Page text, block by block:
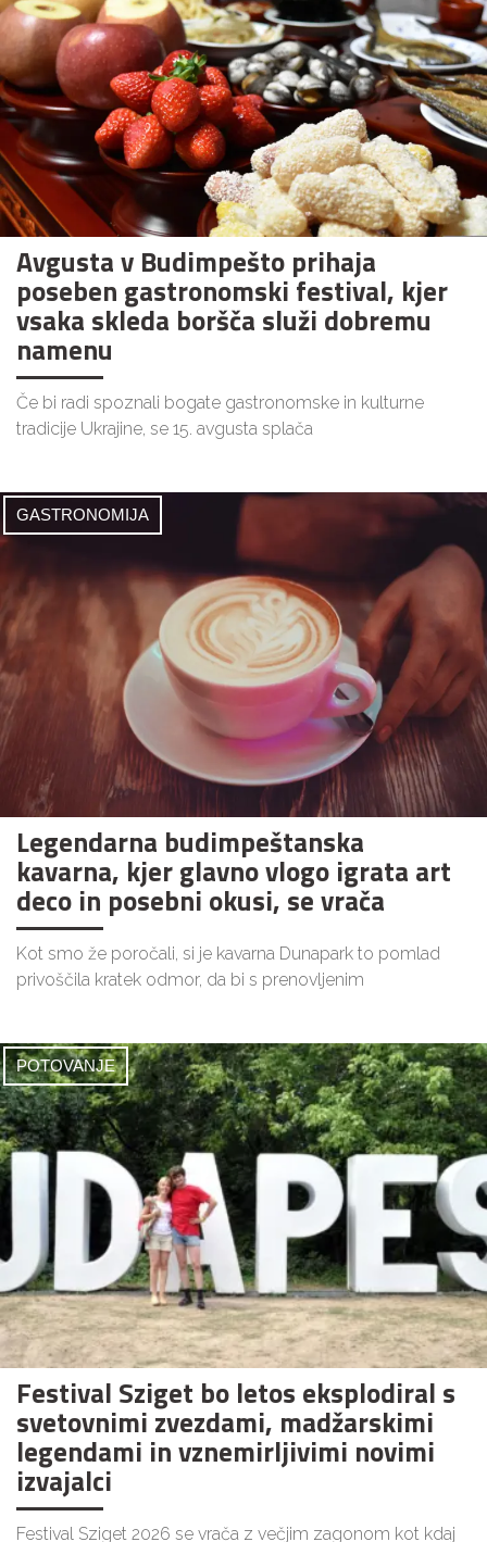
Avgusta v Budimpešto prihaja
poseben gastronomski festival, kjer
vsaka skleda boršča služi dobremu
namenu
Če bi radi spoznali bogate gastronomske in kulturne
tradicije Ukrajine, se 15. avgusta splača
GASTRONOMIJA
Legendarna budimpeštanska
kavarna, kjer glavno vlogo igrata art
deco in posebni okusi, se vrača
Kot smo že poročali, si je kavarna Dunapark to pomlad
privoščila kratek odmor, da bi s prenovljenim
POTOVANJE
Festival Sziget bo letos eksplodiral s
svetovnimi zvezdami, madžarskimi
legendami in vznemirljivimi novimi
izvajalci
Festival Sziget 2026 se vrača z večjim zagonom kot kdaj